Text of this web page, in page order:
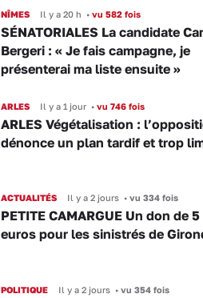
NÎMES Il y a 20 h •vu 582 fois
SÉNATORIALES La candidate
Bergeri : « Je fais campagne, je
présenterai ma liste ensuite »
ARLES Il y a 1 jour •vu 746 fois
ARLES Végétalisation :
dénonce un plan tardif et trop
ACTUALITÉS Il y a 2 jours •vu 334 fois
PETITE CAMARGUE Un don de
euros pour les sinistrés de
POLITIQUE Il y a 2 jours •vu 354 fois